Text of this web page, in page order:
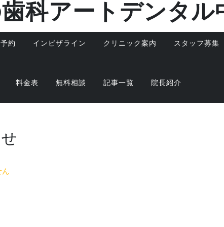
科アートデンタル
約 インビザライン クリニック案内 スタッフ募集
料金表 無料相談 記事一覧 院長紹介
ん